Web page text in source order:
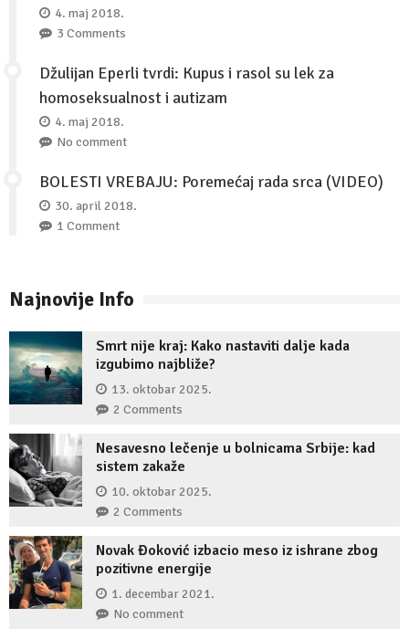
4. maj 2018.
3 Comments
Džulijan Eperli tvrdi: Kupus i rasol su lek za
homoseksualnost i autizam
4. maj 2018.
No comment
BOLESTI VREBAJU: Poremećaj rada srca (VIDEO)
30. april 2018.
1 Comment
Najnovije Info
Smrt nije kraj: Kako nastaviti dalje kada
izgubimo najbliže?
13. oktobar 2025.
2 Comments
Nesavesno lečenje u bolnicama Srbije: kad
sistem zakaže
10. oktobar 2025.
2 Comments
Novak Đoković izbacio meso iz ishrane zbog
pozitivne energije
1. decembar 2021.
No comment